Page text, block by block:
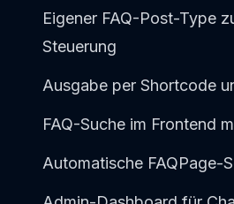
Eigener FAQ-Post-Type
Steuerung
Ausgabe per Shortcode
FAQ-Suche im Frontend
Automatische FAQPage-